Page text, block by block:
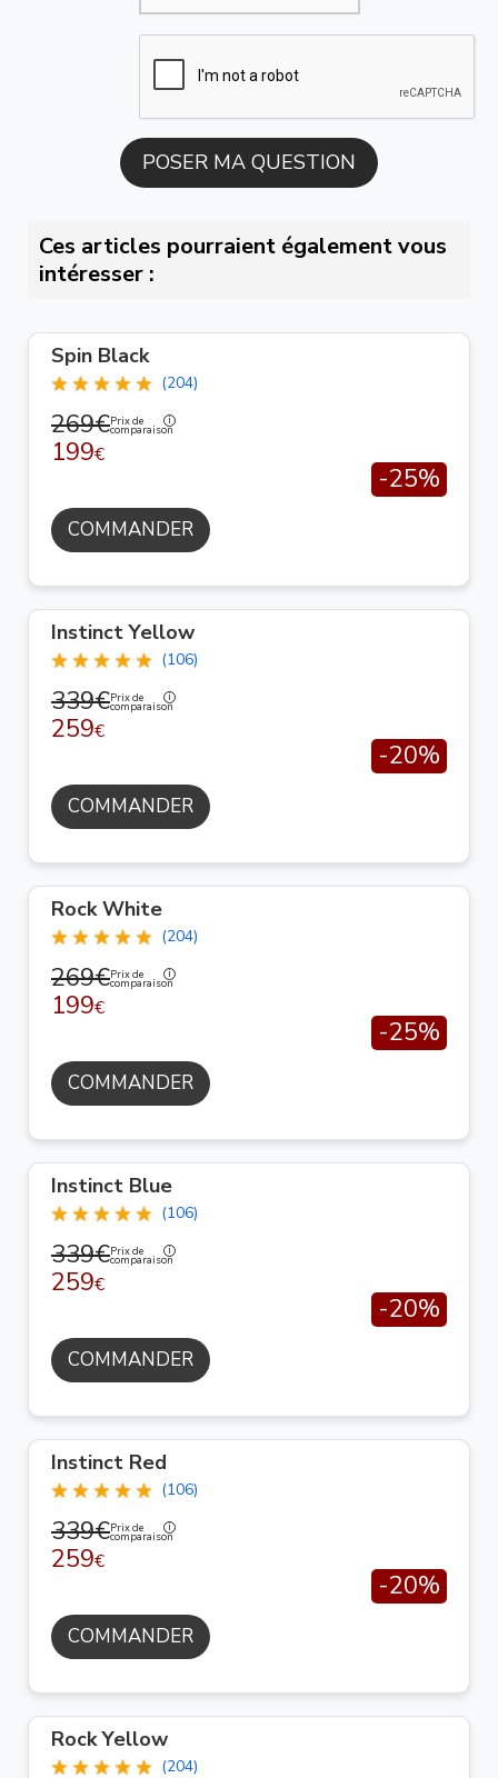
Ces articles pourraient également vous
intéresser :
Spin Black
(204)
269€Prix de
comparaison
199€
-25%
COMMANDER
Instinct Yellow
(106)
339€Prix de
comparaison
259€
-20%
COMMANDER
Rock White
(204)
269€Prix de
comparaison
199€
-25%
COMMANDER
Instinct Blue
(106)
339€Prix de
comparaison
259€
-20%
COMMANDER
Instinct Red
(106)
339€Prix de
comparaison
259€
-20%
COMMANDER
Rock Yellow
(204)